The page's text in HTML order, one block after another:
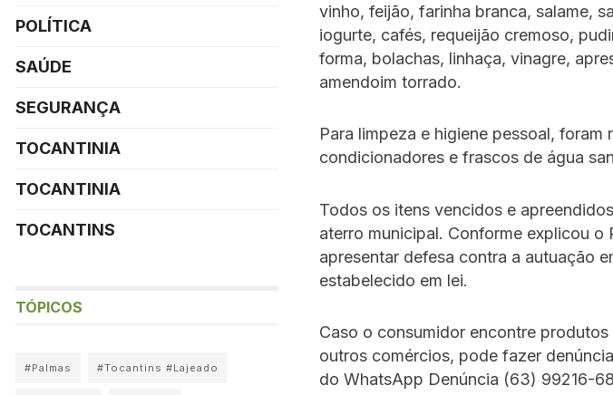
vinho, feijão, farinha branca, salame,
iogurte, cafés, requeijão cremoso,
forma, bolachas, linhaça, vinagre,
amendoim torrado.
Para limpeza e higiene pessoal, foram
condicionadores e frascos de água
Todos os itens vencidos e
aterro municipal. Conforme explicou o
apresentar defesa contra a autuação
estabelecido em lei.
Caso o consumidor encontre
outros comércios, pode fazer
do WhatsApp Denúncia (63) 99216-
POLÍTICA
SAÚDE
SEGURANÇA
TOCANTINIA
TOCANTINIA
TOCANTINS
TÓPICOS
#Palmas #Tocantins #Lajeado